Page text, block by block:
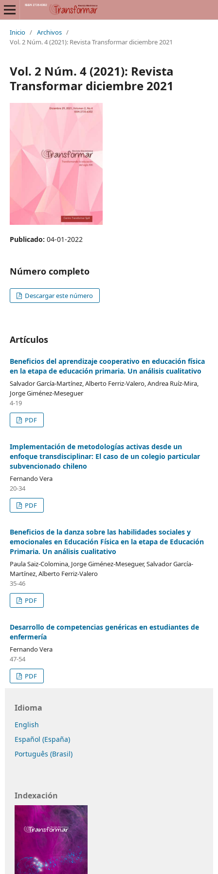
Inicio / Archivos /
Vol. 2 Núm. 4 (2021): Revista Transformar diciembre 2021
Vol. 2 Núm. 4 (2021): Revista
Transformar diciembre 2021
Publicado: 04-01-2022
Número completo
Descargar este número
Artículos
Beneficios del aprendizaje cooperativo en educación física
en la etapa de educación primaria. Un análisis cualitativo
Salvador García-Martínez, Alberto Ferriz-Valero, Andrea Ruíz-Mira,
Jorge Giménez-Meseguer
4-19
PDF
Implementación de metodologías activas desde un
enfoque transdisciplinar: El caso de un colegio particular
subvencionado chileno
Fernando Vera
20-34
PDF
Beneficios de la danza sobre las habilidades sociales y
emocionales en Educación Física en la etapa de Educación
Primaria. Un análisis cualitativo
Paula Saiz-Colomina, Jorge Giménez-Meseguer, Salvador García-
Martínez, Alberto Ferriz-Valero
35-46
PDF
Desarrollo de competencias genéricas en estudiantes de
enfermería
Fernando Vera
47-54
PDF
Idioma
English
Español (España)
Português (Brasil)
Indexación